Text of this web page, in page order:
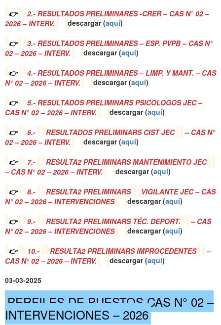
👉
2.- RESULTADOS PRELIMINARES -CRER – CAS N° 02 –
2026 – INTERV.
descargar (aquí)
👉
3.- RESULTADOS PRELIMINARES – ESP. PVPB – CAS N°
02 – 2026 – INTERV.
descargar (aquí)
👉
4.- RESULTADOS PRELIMINARES – LIMP. Y MANT. – CAS
N° 02 – 2026 – INTERV.
descargar (aquí)
👉
5.- RESULTADOS PRELIMINARS PSICOLOGOS JEC –
CAS N° 02 – 2026 – INTERV.
descargar (aquí)
👉
6.- RESULTADOS PRELIMINARS CIST JEC
– CAS N°
02 – 2026 – INTERV.
descargar (aquí)
👉
7.-
RESULTA2 PRELIMINARS MANTENIMIENTO JEC
– CAS N° 02 – 2026 – INTERV.
descargar (aquí)
👉
8.- RESULTA2 PRELIMINARS
VIGILANTE JEC – CAS
N° 02 – 2026 – INTERVENCIONES
descargar (aquí)
👉
9.- RESULTA2 PRELIMINARS TÉC. DEPORT.
– CAS
N° 02 – 2026 – INTERVENCIONES
descargar (aquí)
👉
10.- RESULTA2 PRELIMINARS IMPROCEDENTES
–
CAS N° 02 – 2026 – INTERV.
descargar (aquí)
03-03-2025
PERFILES DE PUESTOS CAS N° 02 –
INTERVENCIONES – 2026